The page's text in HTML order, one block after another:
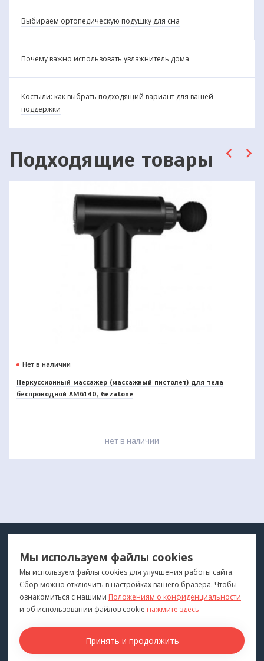
Выбираем ортопедическую подушку для сна
Почему важно использовать увлажнитель дома
Костыли: как выбрать подходящий вариант для вашей
поддержки
Подходящие товары
Нет в наличии
Перкуссионный массажер (массажный пистолет) для тела
беспроводной AMG140, Gezatone
нет в наличии
ДЛЯ ВАС
"Медтехника для Вас"©2026
ПОКУПАТЕЛЯМ
Каталог
Бренды
Для оптовиков
КОНТАКТЫ
г. Владивосток
Мы используем файлы cookies
Мы используем файлы cookies для улучшения работы сайта.
Сбор можно отключить в настройках вашего бразера. Чтобы
ознакомиться с нашими Положениям о конфиденциальности
и об использовании файлов cookie нажмите здесь
Принять и продолжить